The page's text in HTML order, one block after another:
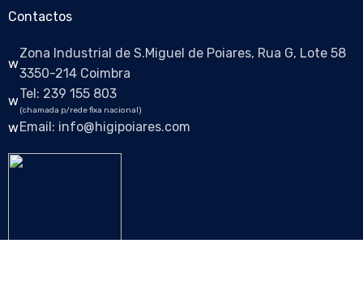
Contactos
Zona Industrial de S.Miguel de Poiares, Rua G, Lote 58
3350-214 Coimbra
Tel: 239 155 803
(chamada p/rede fixa nacional)
Email: info@higipoiares.com